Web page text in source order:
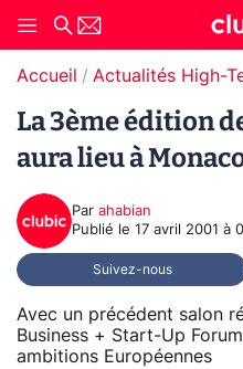
Accueil Actualités High-
La 3ème édition
aura lieu à
Par ahabian
Publié le 17 avril 2001 à
Suivez-nous
Avec un précédent salon
Business + Start-Up
ambitions Européennes